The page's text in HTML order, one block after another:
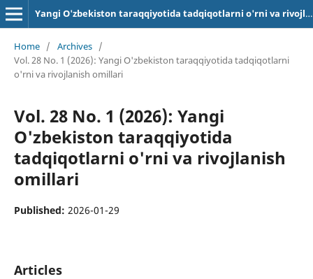
Yangi O'zbekiston taraqqiyotida tadqiqotlarni o'rni va rivojlanish omillari
Home / Archives /
Vol. 28 No. 1 (2026): Yangi O'zbekiston taraqqiyotida tadqiqotlarni
o'rni va rivojlanish omillari
Vol. 28 No. 1 (2026): Yangi
O'zbekiston taraqqiyotida
tadqiqotlarni o'rni va rivojlanish
omillari
Published: 2026-01-29
Articles